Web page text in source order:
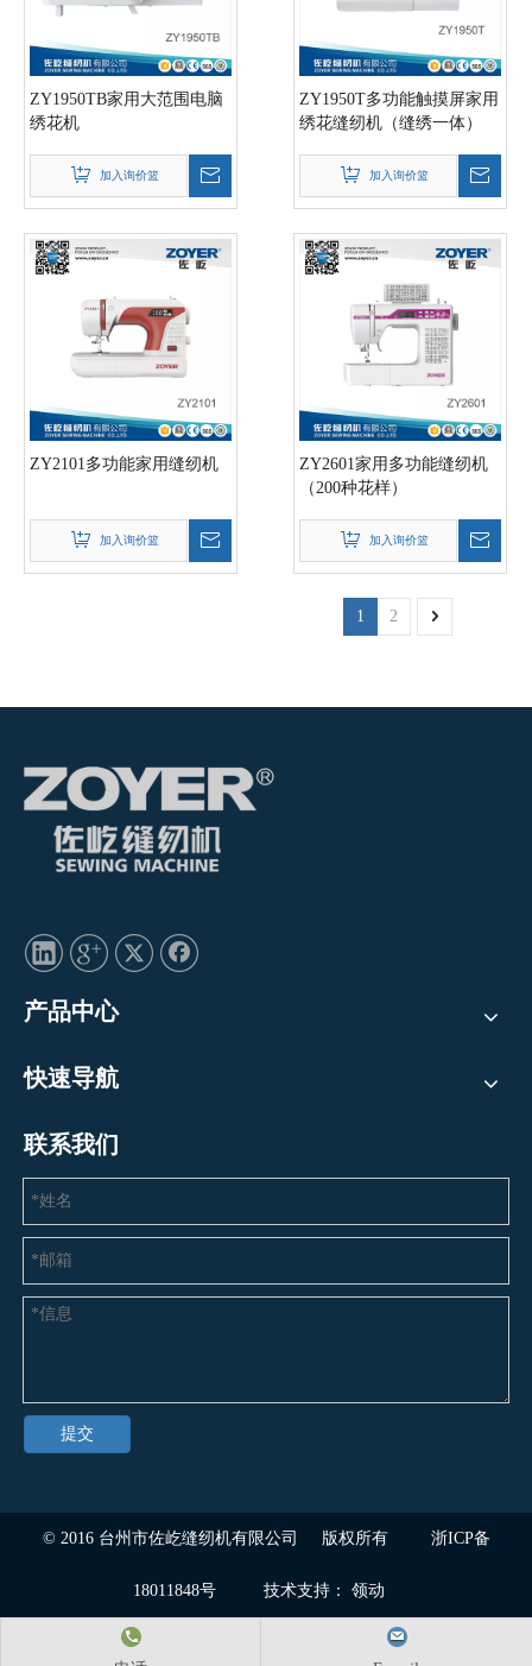
ZY1950TB家用大范围电脑
绣花机
加入询价篮
ZY1950T多功能触摸屏家用
绣花缝纫机（缝绣一体）
加入询价篮
ZY2101多功能家用缝纫机
加入询价篮
ZY2601家用多功能缝纫机
（200种花样）
加入询价篮
1 2
产品中心
快速导航
联系我们
提交
© 2016 台州市佐屹缝纫机有限公司 版权所有 浙ICP备
18011848号 技术支持： 领动